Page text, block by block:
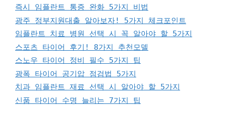
즉시 임플란트 통증 완화 5가지 비법
광주 정부지원대출 알아보자! 5가지 체크포인트
임플란트 치료 병원 선택 시 꼭 알아야 할 5가지
스포츠 타이어 후기! 8가지 추천모델
스노우 타이어 정비 필수 5가지 팁
광폭 타이어 공기압 점검법 5가지
치과 임플란트 재료 선택 시 알아야 할 5가지
신품 타이어 수명 늘리는 7가지 팁